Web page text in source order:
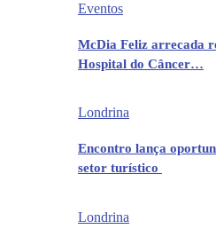
Eventos
McDia Feliz arrecada
Hospital do Câncer…
Londrina
Encontro lança
setor turístico
Londrina